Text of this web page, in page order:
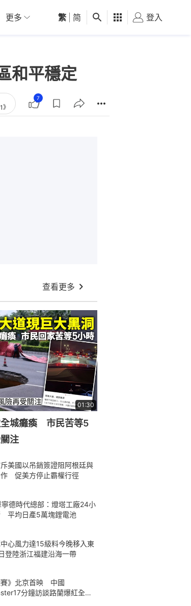
01深圳 觀點 健康 好食玩飛
更多 繁 简 登入
和平穩定
7
查看更多
01:30
全城癱瘓 市民苦等5
注
美國以吊銷簽證阻阿根廷與
促美方停止霸權行徑
德時代總部：燈塔工廠24小
平均日產5萬塊鋰電池
心風力達15級料今晚移入東
陸浙江福建沿海一帶
賽》北京首映 中國
分鐘訪談路蘭爆紅全球